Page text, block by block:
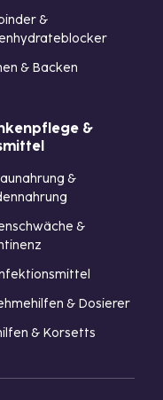
&
& Backen
&
&
&
& Dosierer
& Korsetts